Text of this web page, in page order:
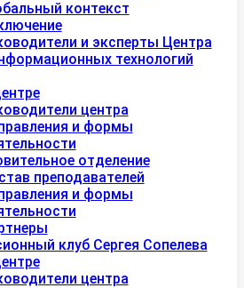
контекст
и эксперты Центра
технологий
центра
и формы
отделение
преподавателей
и формы
клуб Сергея Сопелева
центра